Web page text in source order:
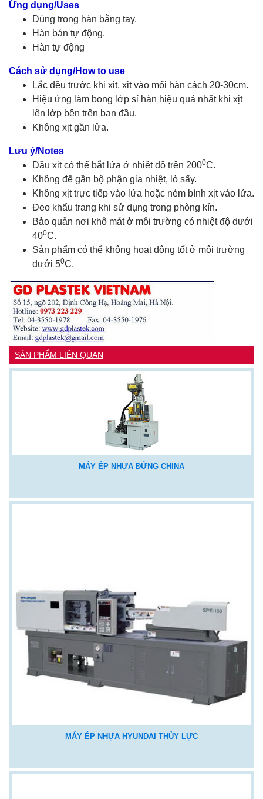
Ứng dụng/Uses
Dùng trong hàn bằng tay.
Hàn bán tự động.
Hàn tự động
Cách sử dụng/How to use
Lắc đều trước khi xịt, xịt vào mối hàn cách 20-30cm.
Hiệu ứng làm bong lớp sỉ hàn hiệu quả nhất khi xịt
lên lớp bên trên ban đầu.
Không xịt gần lửa.
Lưu ý/Notes
Dầu xịt có thể bắt lửa ở nhiệt độ trên 2000C.
Không để gần bộ phận gia nhiệt, lò sấy.
Không xịt trực tiếp vào lửa hoặc ném bình xịt vào lửa.
Đeo khẩu trang khi sử dụng trong phòng kín.
Bảo quản nơi khô mát ở môi trường có nhiệt độ dưới
400C.
Sản phẩm có thể không hoạt động tốt ở môi trường
dưới 50C.
SẢN PHẨM LIÊN QUAN
MÁY ÉP NHỰA ĐỨNG CHINA
MÁY ÉP NHỰA HYUNDAI THỦY LỰC